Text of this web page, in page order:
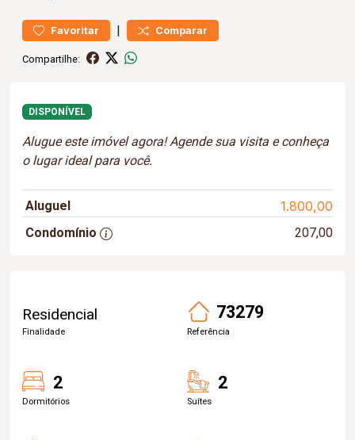
Favoritar | Comparar
Compartilhe:
DISPONÍVEL
Alugue este imóvel agora! Agende sua visita e conheça
o lugar ideal para você.
Aluguel 1.800,00
Condomínio 207,00
Residencial
Finalidade
73279
Referência
2
Dormitórios
2
Suítes